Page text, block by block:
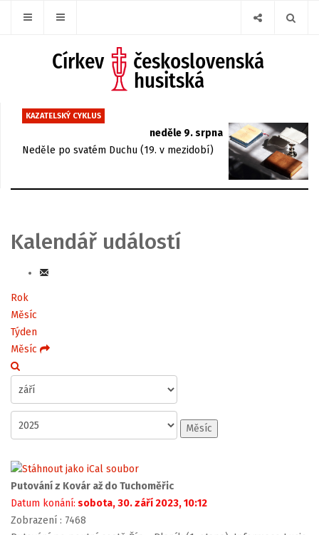
KAZATELSKÝ CYKLUS
neděle 9. srpna
Neděle po svatém Duchu (19. v mezidobí)
Kalendář událostí
Rok
Měsíc
Týden
Měsíc
Měsíc
Putování z Kovár až do Tuchoměřic
Datum konání: sobota, 30. září 2023, 10:12
Zobrazení : 7468